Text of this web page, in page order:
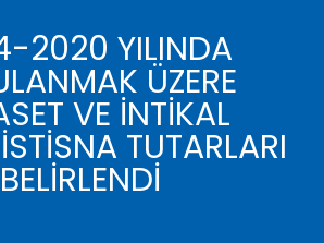
2020 YILINDA
ÜZERE
VE İNTİKAL
TUTARLARI
BELİRLENDİ